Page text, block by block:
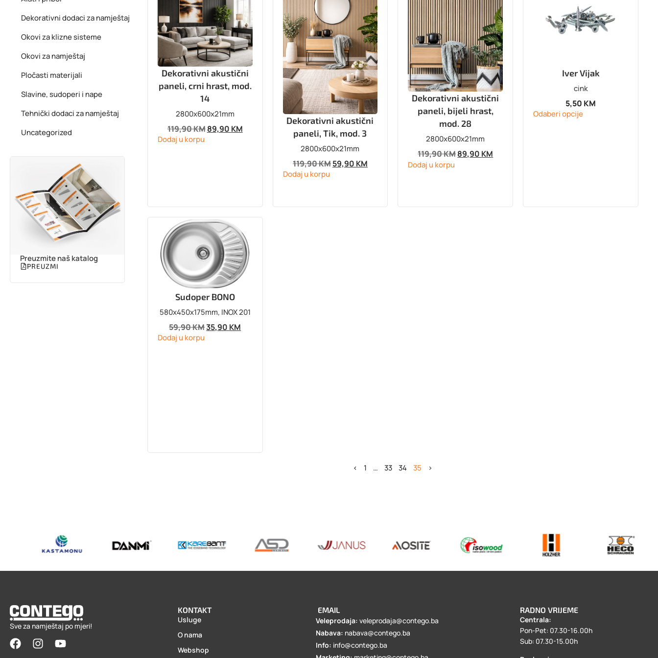
Dekorativni dodaci za namještaj
Okovi za klizne sisteme
Okovi za namještaj
Pločasti materijali
Slavine, sudoperi i nape
Tehnički dodaci za namještaj
Uncategorized
Preuzmite naš katalog
PREUZMI
Dekorativni akustični
paneli, crni hrast, mod.
14
2800x600x21mm
119,90KM89,90 KM
Dodaj u korpu
Dekorativni akustični
paneli, Tik, mod. 3
2800x600x21mm
119,90KM59,90 KM
Dodaj u korpu
Dekorativni akustični
paneli, bijeli hrast,
mod. 28
2800x600x21mm
119,90KM89,90 KM
Dodaj u korpu
Iver Vijak
cink
5,50 KM
Odaberi opcije
Sudoper BONO
580x450x175mm, INOX 201
59,90KM35,90 KM
Dodaj u korpu
< 1 … 33 34 35 >
Sve za namještaj po mjeri!
KONTAKT
Usluge
O nama
Webshop
EMAIL
Veleprodaja:veleprodaja@contego.ba
Nabava: nabava@contego.ba
Info: info@contego.ba
RADNO VRIJEME
Centrala:
Pon-Pet: 07.30-16.00h
Sub: 07.30-15.00h